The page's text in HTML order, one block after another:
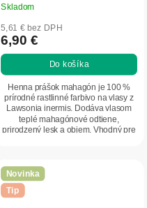
Skladom
5,61 € bez DPH
6,90 €
Do košíka
Henna prášok mahagón je 100 %
prírodné rastlinné farbivo na vlasy z
Lawsonia inermis. Dodáva vlasom
teplé mahagónové odtiene,
prirodzený lesk a objem. Vhodný pre
Novinka
Tip